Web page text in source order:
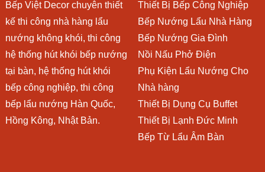
Bếp Việt Decor chuyên thiết
kế thi công nhà hàng lẩu
nướng không khói, thi công
hệ thống hút khói bếp nướng
tại bàn, hệ thống hút khói
bếp công nghiệp, thi công
bếp lẩu nướng Hàn Quốc,
Hồng Kông, Nhật Bản.
Thiết Bị Bếp Công Nghiệp
Bếp Nướng Lẩu Nhà Hàng
Bếp Nướng Gia Đình
Nồi Nấu Phở Điện
Phụ Kiện Lẩu Nướng Cho
Nhà hàng
Thiết Bị Dụng Cụ Buffet
Thiết Bị Lạnh Đức Minh
Bếp Từ Lẩu Âm Bàn